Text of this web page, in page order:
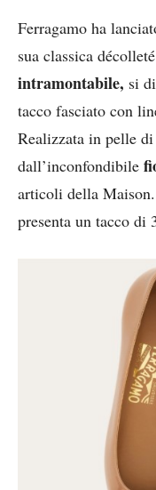
Ferragamo ha
sua classica
intramontabile, si
tacco fasciato con
Realizzata in pelle
dall’inconfondibile
articoli della
presenta un tacco di